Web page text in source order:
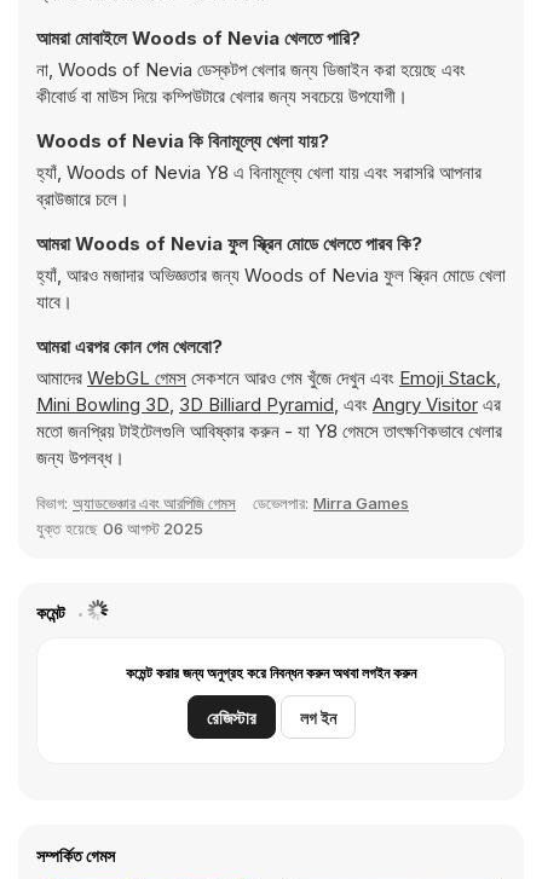
আমরা মোবাইলে Woods of Nevia খেলতে পারি?
না, Woods of Nevia ডেস্কটপ খেলার জন্য ডিজাইন করা হয়েছে এবং
কীবোর্ড বা মাউস দিয়ে কম্পিউটারে খেলার জন্য সবচেয়ে উপযোগী।
Woods of Nevia কি বিনামূল্যে খেলা যায়?
হ্যাঁ, Woods of Nevia Y8 এ বিনামূল্যে খেলা যায় এবং সরাসরি আপনার
ব্রাউজারে চলে।
আমরা Woods of Nevia ফুল স্ক্রিন মোডে খেলতে পারব কি?
হ্যাঁ, আরও মজাদার অভিজ্ঞতার জন্য Woods of Nevia ফুল স্ক্রিন মোডে খেলা
যাবে।
আমরা এরপর কোন গেম খেলবো?
আমাদের WebGL গেমস সেকশনে আরও গেম খুঁজে দেখুন এবং Emoji Stack,
Mini Bowling 3D, 3D Billiard Pyramid, এবং Angry Visitor এর
মতো জনপ্রিয় টাইটেলগুলি আবিষ্কার করুন - যা Y8 গেমসে তাৎক্ষণিকভাবে খেলার
জন্য উপলব্ধ।
বিভাগ: অ্যাডভেঞ্চার এবং আরপিজি গেমস ডেভেলপার: Mirra Games
যুক্ত হয়েছে 06 আগস্ট 2025
কমেন্ট
কমেন্ট করার জন্য অনুগ্রহ করে নিবন্ধন করুন অথবা লগইন করুন
রেজিস্টার লগ ইন
সম্পর্কিত গেমস